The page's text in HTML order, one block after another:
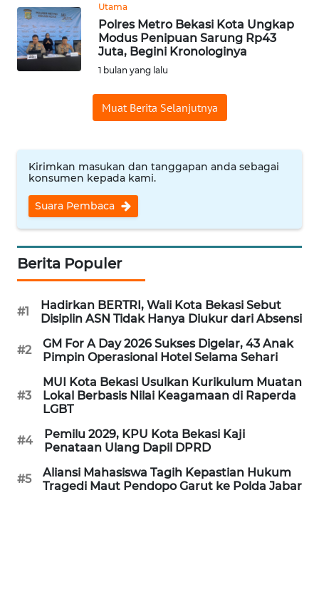
Utama
Polres Metro Bekasi Kota Ungkap
Modus Penipuan Sarung Rp43
Juta, Begini Kronologinya
1 bulan yang lalu
Muat Berita Selanjutnya
Kirimkan masukan dan tanggapan anda sebagai
konsumen kepada kami.
Suara Pembaca
Berita Populer
#1
Hadirkan BERTRI, Wali Kota Bekasi Sebut
Disiplin ASN Tidak Hanya Diukur dari Absensi
#2
GM For A Day 2026 Sukses Digelar, 43 Anak
Pimpin Operasional Hotel Selama Sehari
#3
MUI Kota Bekasi Usulkan Kurikulum Muatan
Lokal Berbasis Nilai Keagamaan di Raperda
LGBT
#4
Pemilu 2029, KPU Kota Bekasi Kaji
Penataan Ulang Dapil DPRD
#5
Aliansi Mahasiswa Tagih Kepastian Hukum
Tragedi Maut Pendopo Garut ke Polda Jabar
INDRAMAYU
WN
KUNINGAN
SUBANG
WN
WN
PURWAKARTA
WN
PRIANGAN
TIMUR
WN
SEMARANG
WN
SOLO
WN